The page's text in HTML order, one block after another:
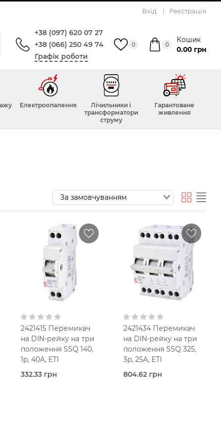
Вхід Реєстрація
+38 (097) 620 07 27
+38 (066) 250 49 74
Графік роботи
0 0
Кошик
0.00 грн
Електроопалення
Лічильники і
трансформатори
струму
Гарантоване
живлення
2421415 Перемикач
на DIN-рейку на три
положення SSQ 140,
1p, 40A, ETI
332.33 грн
2421434 Перемикач
на DIN-рейку на три
положення SSQ 325,
3p, 25A, ETI
804.62 грн